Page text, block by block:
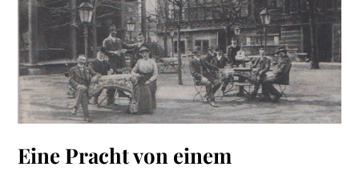
Eine Pracht von einem